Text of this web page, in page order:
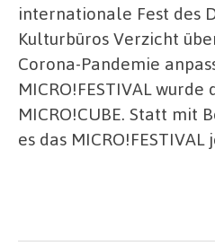
internationale Fest des
Kulturbüros Verzicht
Corona-Pandemie
MICRO!FESTIVAL
MICRO!CUBE. Statt mit
es das